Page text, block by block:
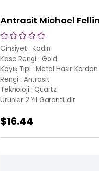
Antrasit Michael
Cinsiyet : Kadın
Kasa Rengi : Gold
Kayış Tipi : Metal Hasır Kordon
Rengi : Antrasit
Teknoloji : Quartz
Ürünler 2 Yıl Garantilidir
$16.44